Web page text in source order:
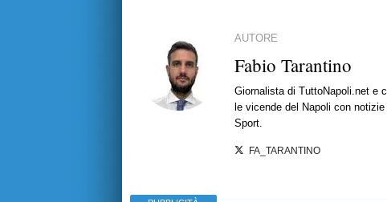
AUTORE
Fabio Tarantino
Giornalista di TuttoNapoli.net e
le vicende del Napoli con
Sport.
FA_TARANTINO